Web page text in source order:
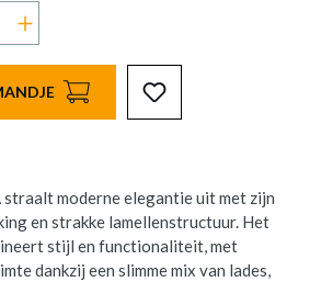
moderne elegantie uit met zijn
en strakke lamellenstructuur. Het
stijl en functionaliteit, met
dankzij een slimme mix van lades,